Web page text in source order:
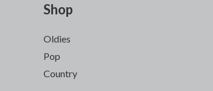
Shop
Oldies
Pop
Country